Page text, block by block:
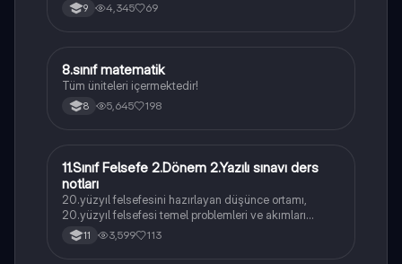
9 4,345 69
Matematik
8.sınıf matematik
Tüm üniteleri içermektedir!
8 5,645 198
Felsefe
11.Sınıf Felsefe 2.Dönem 2.Yazılı sınavı ders
notları
20.yüzyıl felsefesini hazırlayan düşünce ortamı,
20.yüzyıl felsefesi temel problemleri ve akımları
konularını içermektedir
11 3,599 113